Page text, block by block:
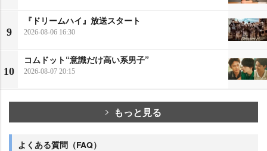
9
『ドリームハイ』放送スタート
2026-08-06 16:30
10
コムドット“意識だけ高い系男子”
2026-08-07 20:15
もっと見る
よくある質問（FAQ）